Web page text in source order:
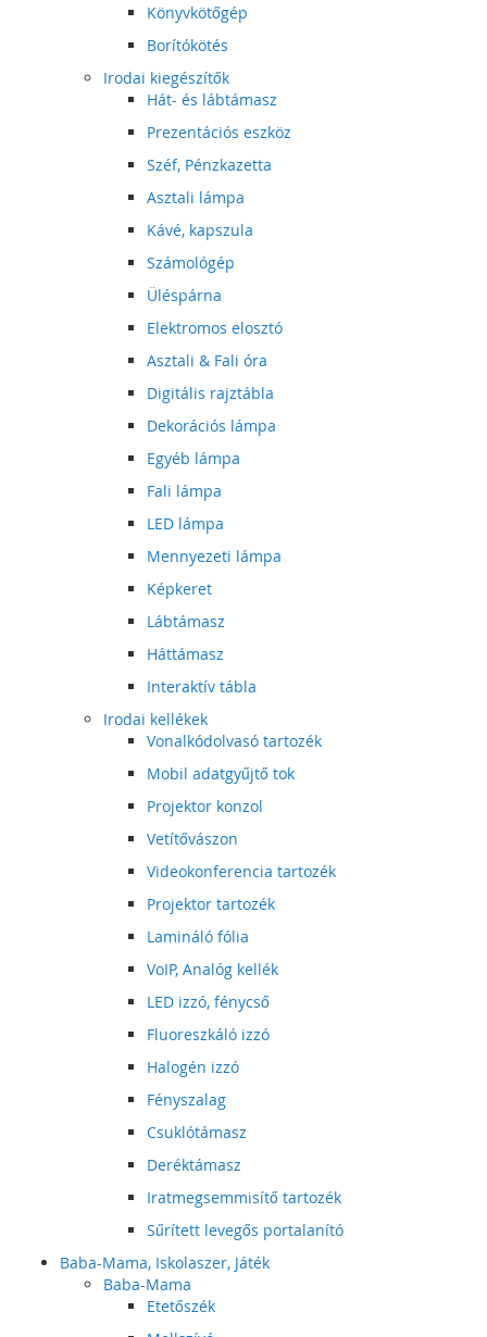
Könyvkötőgép
Borítókötés
Irodai kiegészítők
Hát- és lábtámasz
Prezentációs eszköz
Széf, Pénzkazetta
Asztali lámpa
Kávé, kapszula
Számológép
Üléspárna
Elektromos elosztó
Asztali & Fali óra
Digitális rajztábla
Dekorációs lámpa
Egyéb lámpa
Fali lámpa
LED lámpa
Mennyezeti lámpa
Képkeret
Lábtámasz
Háttámasz
Interaktív tábla
Irodai kellékek
Vonalkódolvasó tartozék
Mobil adatgyűjtő tok
Projektor konzol
Vetítővászon
Videokonferencia tartozék
Projektor tartozék
Lamináló fólia
VoIP, Analóg kellék
LED izzó, fénycső
Fluoreszkáló izzó
Halogén izzó
Fényszalag
Csuklótámasz
Deréktámasz
Iratmegsemmisítő tartozék
Sűrített levegős portalanító
Baba-Mama, Iskolaszer, Játék
Baba-Mama
Etetőszék